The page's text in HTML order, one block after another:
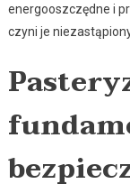
energooszczędne i
czyni je